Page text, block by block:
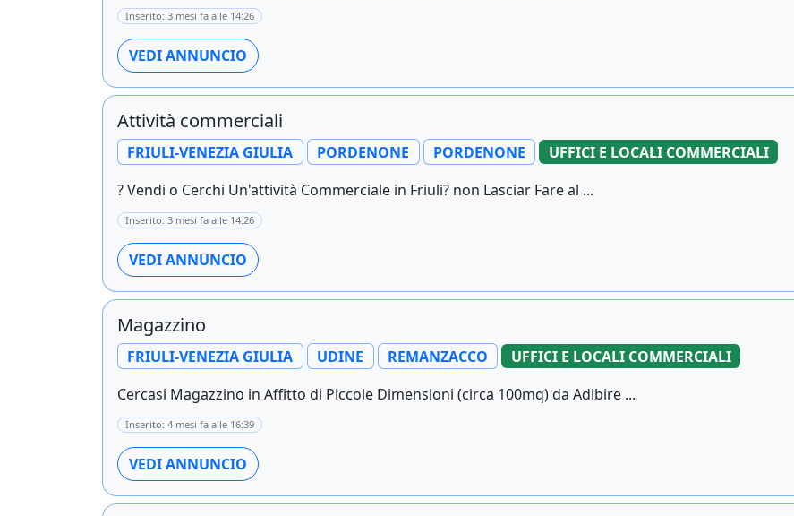
Inserito: 3 mesi fa alle 14:26
VEDI ANNUNCIO
Attività commerciali
FRIULI-VENEZIA GIULIA PORDENONE PORDENONE
UFFICI E LOCALI COMMERCIALI
? Vendi o Cerchi Un'attività Commerciale in Friuli? non Lasciar Fare al ...
Inserito: 3 mesi fa alle 14:26
VEDI ANNUNCIO
Magazzino
FRIULI-VENEZIA GIULIA UDINE REMANZACCO
UFFICI E LOCALI COMMERCIALI
Cercasi Magazzino in Affitto di Piccole Dimensioni (circa 100mq) da Adibire ...
Inserito: 4 mesi fa alle 16:39
VEDI ANNUNCIO